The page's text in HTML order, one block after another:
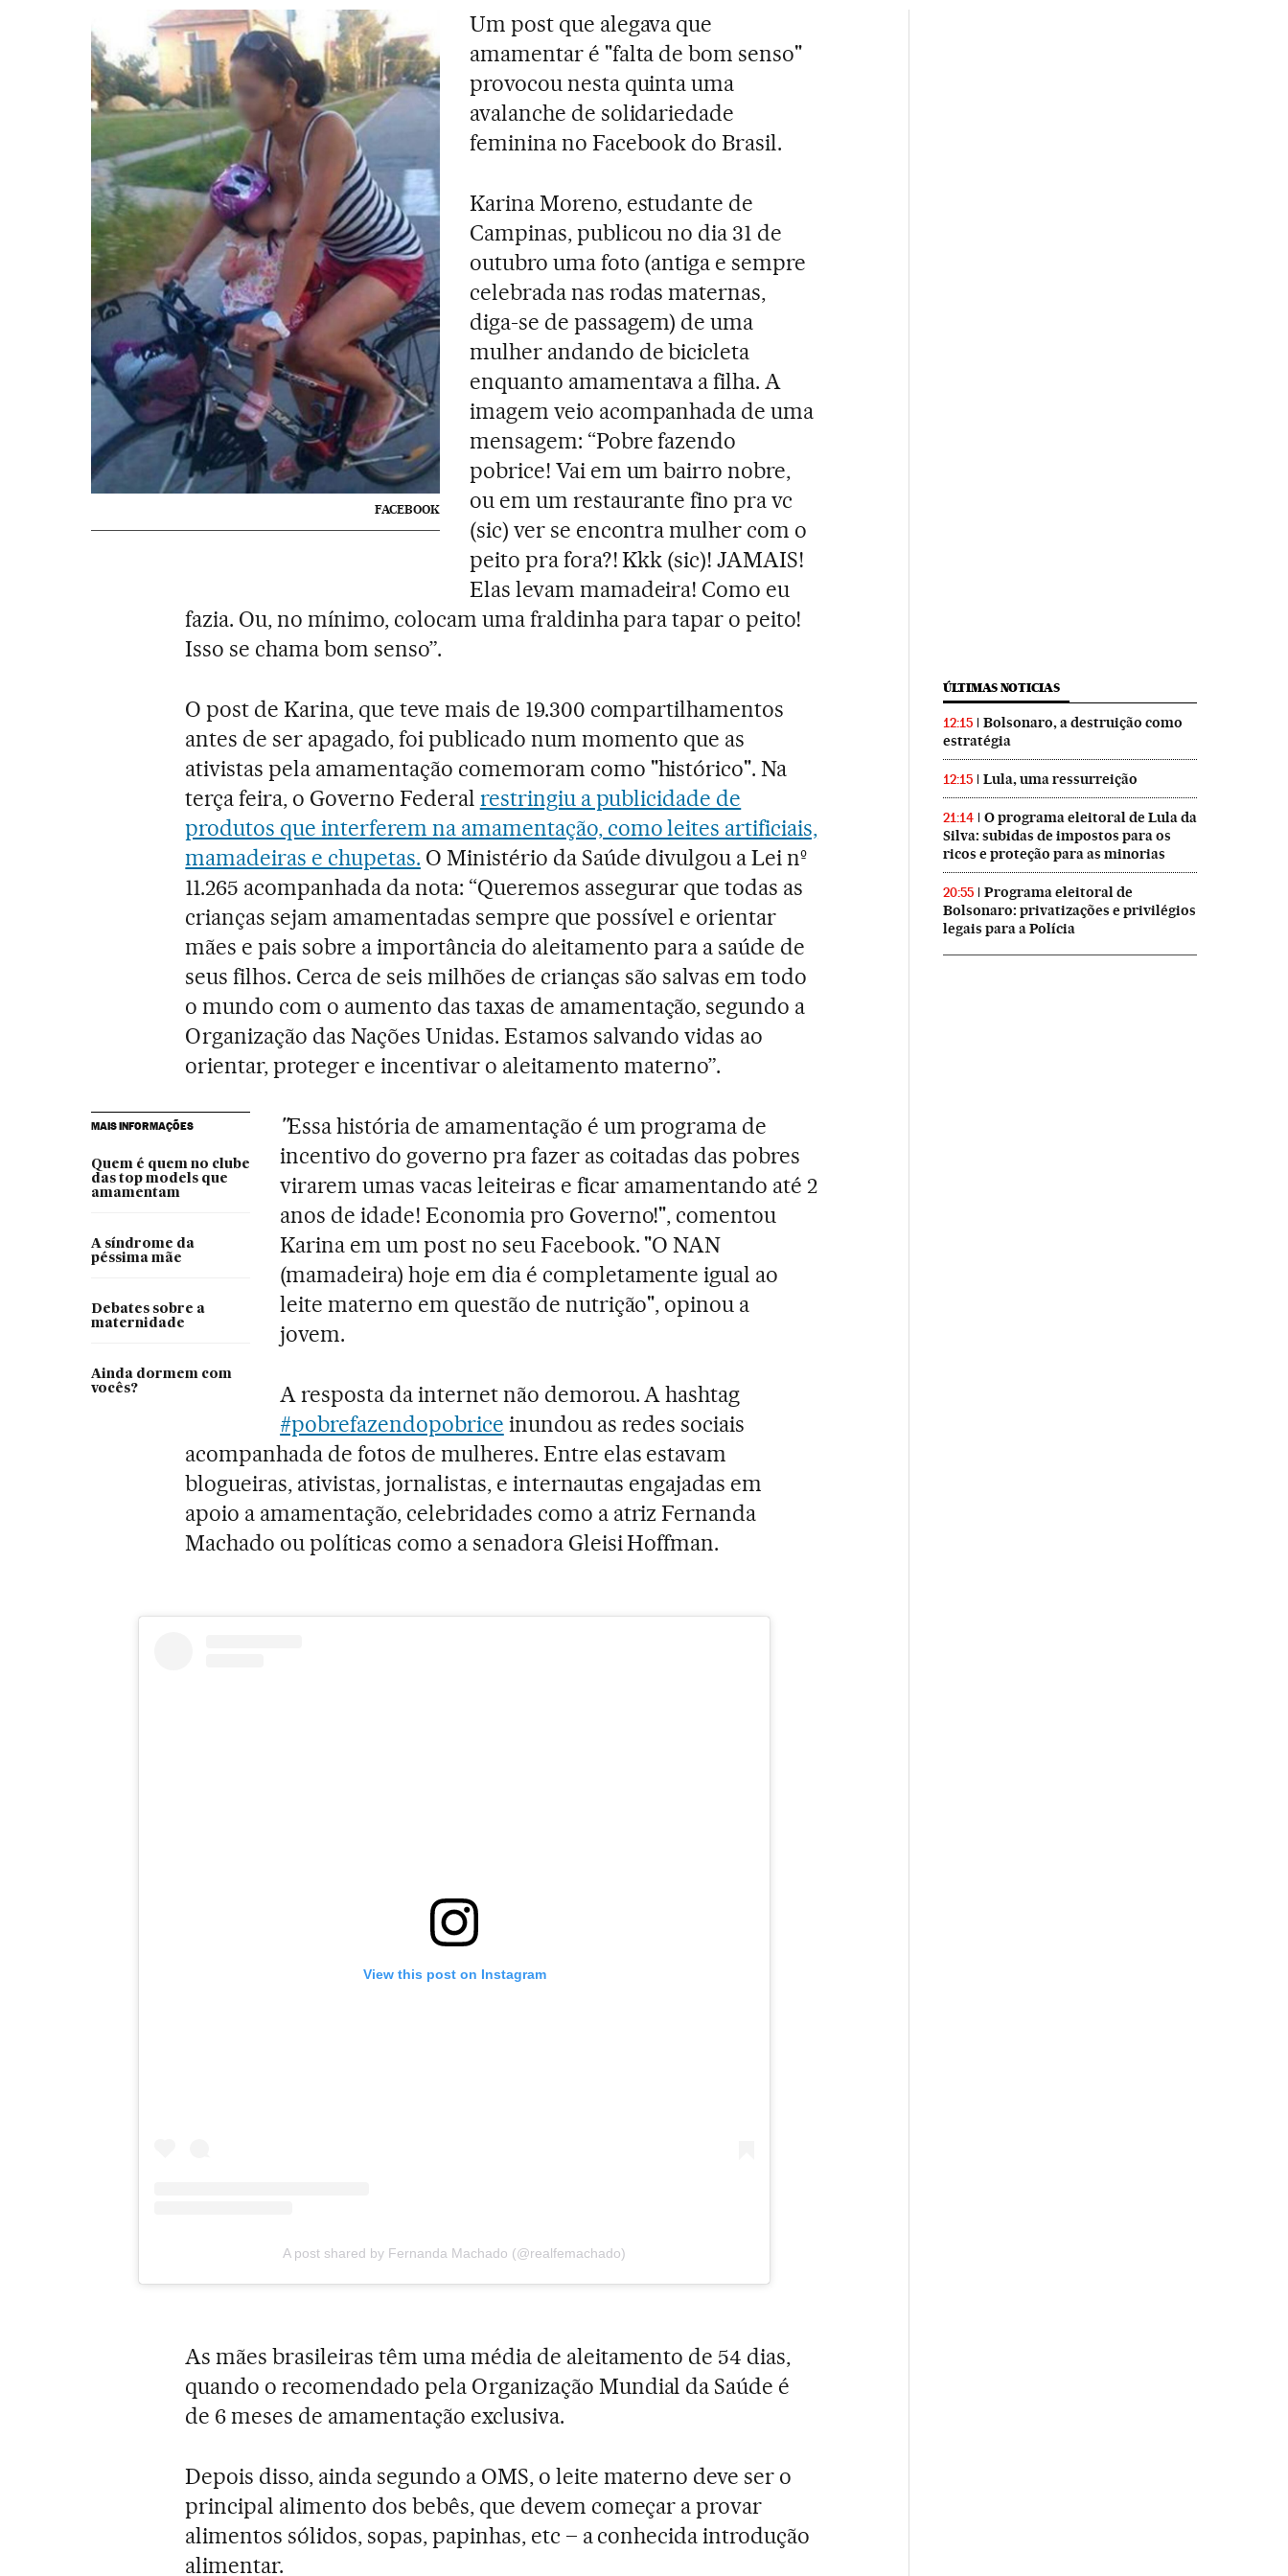
FACEBOOK
Um post que alegava que
amamentar é "falta de bom senso"
provocou nesta quinta uma
avalanche de solidariedade
feminina no Facebook do Brasil.
Karina Moreno, estudante de
Campinas, publicou no dia 31 de
outubro uma foto (antiga e sempre
celebrada nas rodas maternas,
diga-se de passagem) de uma
mulher andando de bicicleta
enquanto amamentava a filha. A
imagem veio acompanhada de uma
mensagem: “Pobre fazendo
pobrice! Vai em um bairro nobre,
ou em um restaurante fino pra vc
(sic) ver se encontra mulher com o
peito pra fora?! Kkk (sic)! JAMAIS!
Elas levam mamadeira! Como eu
fazia. Ou, no mínimo, colocam uma fraldinha para tapar o peito!
Isso se chama bom senso”.
O post de Karina, que teve mais de 19.300 compartilhamentos
antes de ser apagado, foi publicado num momento que as
ativistas pela amamentação comemoram como "histórico". Na
terça feira, o Governo Federal restringiu a publicidade de
produtos que interferem na amamentação, como leites artificiais,
mamadeiras e chupetas. O Ministério da Saúde divulgou a Lei nº
11.265 acompanhada da nota: “Queremos assegurar que todas as
crianças sejam amamentadas sempre que possível e orientar
mães e pais sobre a importância do aleitamento para a saúde de
seus filhos. Cerca de seis milhões de crianças são salvas em todo
o mundo com o aumento das taxas de amamentação, segundo a
Organização das Nações Unidas. Estamos salvando vidas ao
orientar, proteger e incentivar o aleitamento materno”.
MAIS INFORMAÇÕES
Quem é quem no clube
das top models que
amamentam
A síndrome da
péssima mãe
Debates sobre a
maternidade
Ainda dormem com
vocês?
"Essa história de amamentação é um programa de
incentivo do governo pra fazer as coitadas das pobres
virarem umas vacas leiteiras e ficar amamentando até 2
anos de idade! Economia pro Governo!", comentou
Karina em um post no seu Facebook. "O NAN
(mamadeira) hoje em dia é completamente igual ao
leite materno em questão de nutrição", opinou a
jovem.
A resposta da internet não demorou. A hashtag
#pobrefazendopobrice inundou as redes sociais
acompanhada de fotos de mulheres. Entre elas estavam
blogueiras, ativistas, jornalistas, e internautas engajadas em
apoio a amamentação, celebridades como a atriz Fernanda
Machado ou políticas como a senadora Gleisi Hoffman.
View this post on Instagram
A post shared by Fernanda Machado (@realfemachado)
As mães brasileiras têm uma média de aleitamento de 54 dias,
quando o recomendado pela Organização Mundial da Saúde é
de 6 meses de amamentação exclusiva.
Depois disso, ainda segundo a OMS, o leite materno deve ser o
principal alimento dos bebês, que devem começar a provar
alimentos sólidos, sopas, papinhas, etc – a conhecida introdução
alimentar.
ÚLTIMAS NOTICIAS
12:15
Bolsonaro, a destruição como
estratégia
12:15 Lula, uma ressurreição
21:14
O programa eleitoral de Lula da
Silva: subidas de impostos para os
ricos e proteção para as minorias
20:55
Programa eleitoral de
Bolsonaro: privatizações e privilégios
legais para a Polícia